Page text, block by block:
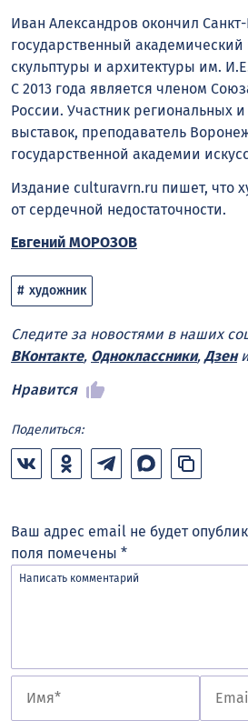
Иван Александров окончил
государственный
скульптуры и архитектуры им.
С 2013 года является членом
России. Участник региональных
выставок, преподаватель
государственной академии
Издание culturavrn.ru пишет, что
от сердечной недостаточности.
Евгений МОРОЗОВ
художник
Следите за новостями в наших
ВКонтакте, Одноклассники, Дзен
Нравится
Поделиться:
Ваш адрес email не будет
поля помечены *